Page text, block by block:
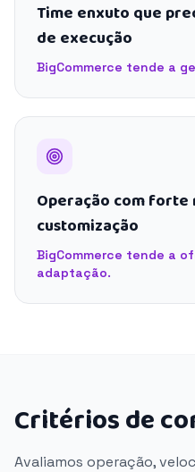
Time enxuto que
de execução
BigCommerce tende a
Operação com forte
customização
BigCommerce tende a
adaptação.
Critérios de
Avaliamos operação,